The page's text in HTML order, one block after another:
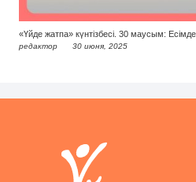
«Үйде жатпа» күнтізбесі. 30 маусым:
редактор 30 июня, 2025